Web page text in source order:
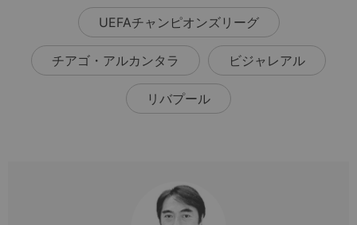
UEFAチャンピオンズリーグ
チアゴ・アルカンタラ ビジャレアル
リバプール